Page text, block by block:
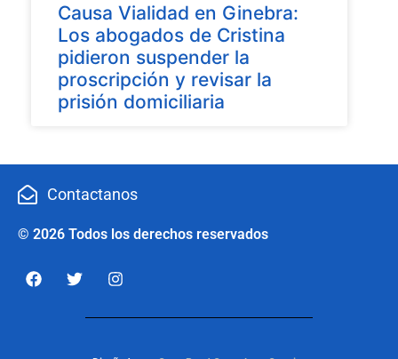
Causa Vialidad en Ginebra:
Los abogados de Cristina
pidieron suspender la
proscripción y revisar la
prisión domiciliaria
Contactanos
© 2026 Todos los derechos reservados